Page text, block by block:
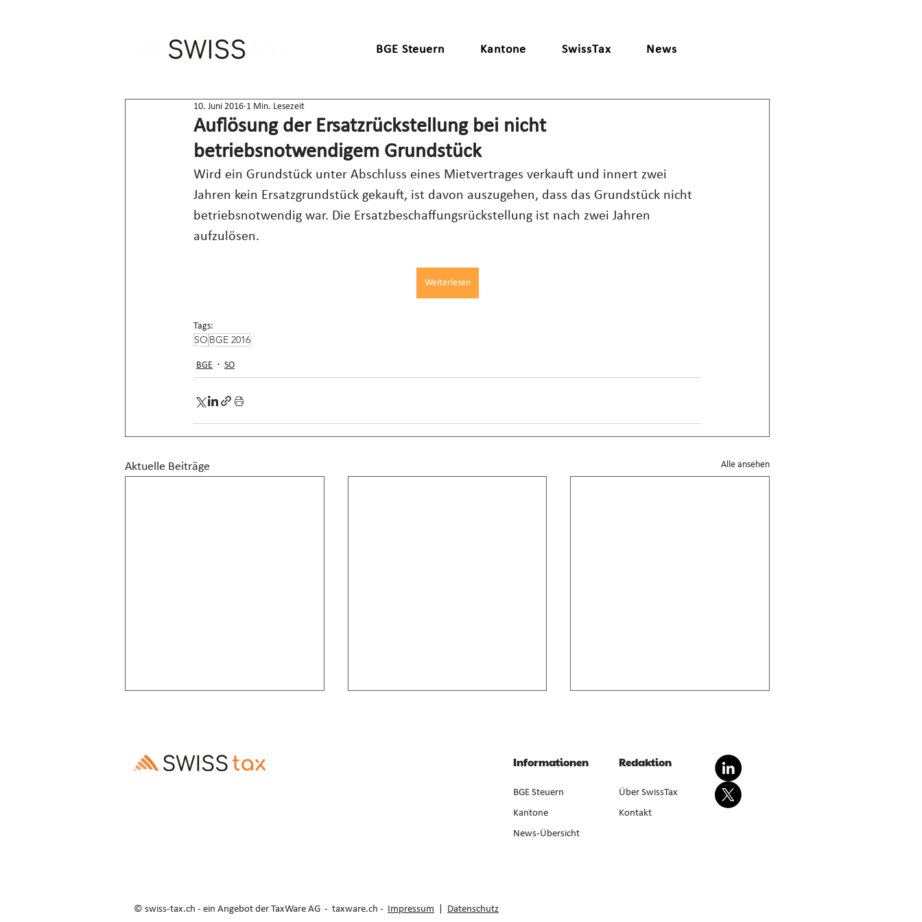
BGE Steuern Kantone SwissTax News
Auflösung der Ersatzrückstellung bei nicht
betriebsnotwendigem Grundstück
10. Juni 2016 1 Min. Lesezeit
Wird ein Grundstück unter Abschluss eines Mietvertrages verkauft und innert zwei
Jahren kein Ersatzgrundstück gekauft, ist davon auszugehen, dass das Grundstück nicht
betriebsnotwendig war. Die Ersatzbeschaffungsrückstellung ist nach zwei Jahren
aufzulösen.
Weiterlesen
Tags:
SO BGE 2016
BGE SO
Aktuelle Beiträge Alle ansehen
Ausschluss des Rentenaufschubs bei
Altersrenten, die Invalidenrenten
Liquidationsgewinn aus
Neubewertung von Anlagevermögen
ist gesondert steuerbar, bei Aufgabe
der Erwerbstätigkeit (E. 5.4.1–5.4.3).
Informationen
BGE Steuern
Kantone
Redaktion
Über SwissTax
Kontakt
News-Übersicht
© swiss-tax.ch - ein Angebot der TaxWare AG - taxware.ch - Impressum Datenschutz